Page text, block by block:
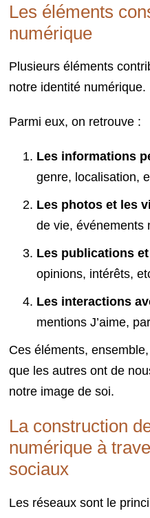
Les éléments
numérique
Plusieurs éléments
notre identité numérique.
Parmi eux, on retrouve :
Les informations
genre, localisation,
Les photos et les
de vie, événements
Les publications
opinions, intérêts,
Les interactions
mentions J’aime,
Ces éléments,
que les autres ont de
notre image de soi.
La construction
numérique à
sociaux
Les réseaux sont le